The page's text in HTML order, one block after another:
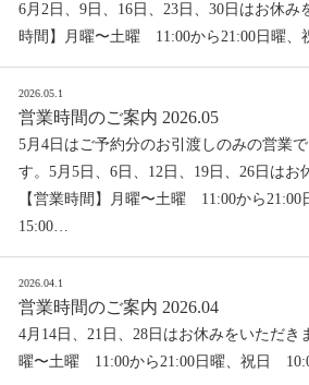
6月2日、9日、16日、23日、30日はお休
時間】月曜〜土曜 11:00から21:00日曜
2026.05.1
営業時間のご案内 2026.05
5月4日はご予約分のお引渡しのみの営業
す。5月5日、6日、12日、19日、26日はお
【営業時間】月曜〜土曜 11:00から
15:00…
2026.04.1
営業時間のご案内 2026.04
4月14日、21日、28日はお休みをいただき
曜〜土曜 11:00から21:00日曜、祝日